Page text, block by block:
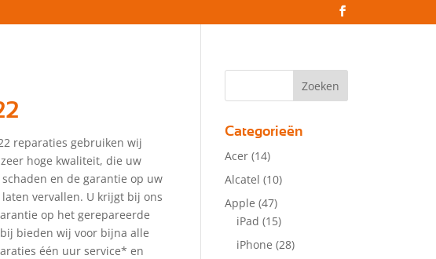
reparaties gebruiken wij
hoge kwaliteit, die uw
en de garantie op uw
vervallen. U krijgt bij ons
op het gerepareerde
bieden wij voor bijna alle
één uur service* en
Categorieën
Acer (14)
Alcatel (10)
Apple (47)
iPad (15)
iPhone (28)